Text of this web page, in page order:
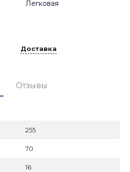
Легковая
Доставка
Отзывы
255
70
16